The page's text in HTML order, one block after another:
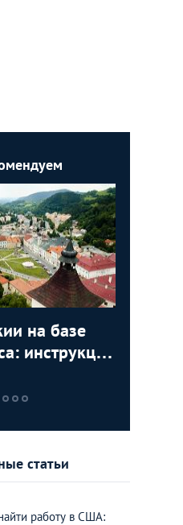
на базе
инструкция
статьи
работу в США: